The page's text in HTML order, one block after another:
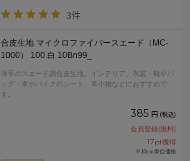
3件
合皮生地 マイクロファイバースエード（MC-
1000） 100.白 10Bn99_
薄手のスエード調合皮生地。インテリア、衣装・靴やバ
ッグ・車やバイクのシート、革小物などにおすすめで
す。
385 円 (税込)
会員登録(無料)
17pt獲得
※10cm単位価格